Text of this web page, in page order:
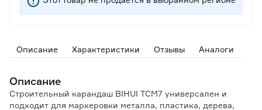
Описание Характеристики Отзывы Аналоги
Описание
Строительный карандаш BIHUI TCM7 универсален и
подходит для маркеровки металла, пластика, дерева,